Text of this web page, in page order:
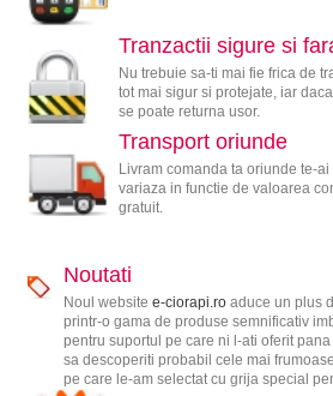
Tranzactii sigure si
Nu trebuie sa-ti mai fie frica de
tot mai sigur si protejate, iar
se poate returna usor.
Transport oriunde
Livram comanda ta oriunde te-
variaza in functie de valoarea
gratuit.
Noutati
Noul website e-ciorapi.roaduce un plus
printr-o gama de produse semnificativ
pentru suportul pe care ni l-ati oferit
sa descoperiti probabil cele mai
pe care le-am selectat cu grija special